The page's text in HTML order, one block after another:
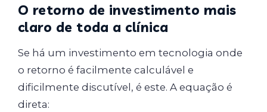
O retorno de investimento mais
claro de toda a clínica
Se há um investimento em tecnologia onde
o retorno é facilmente calculável e
dificilmente discutível, é este. A equação é
direta: